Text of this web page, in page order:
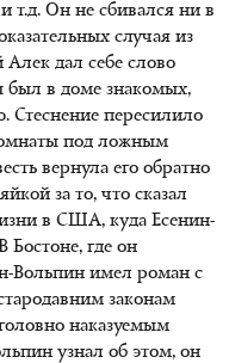
т.д. Он не сбивался ни в
случая из
дал себе слово
был в доме знакомых,
Стеснение пересилило
под ложным
вернула его обратно
за то, что сказал
в США, куда Есенин-
Бостоне, где он
Вольпин имел роман с
законам
наказуемым
узнал об этом, он